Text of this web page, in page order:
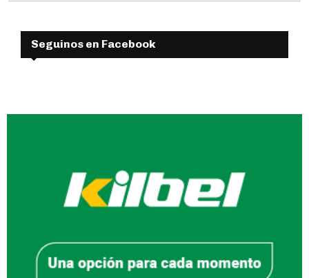
Seguinos en Facebook